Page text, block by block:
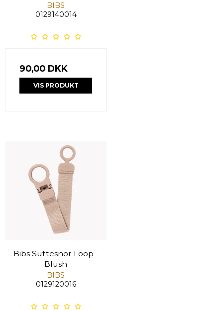
BIBS
0129140014
90,00 DKK
VIS PRODUKT
Bibs Suttesnor Loop -
Blush
BIBS
0129120016